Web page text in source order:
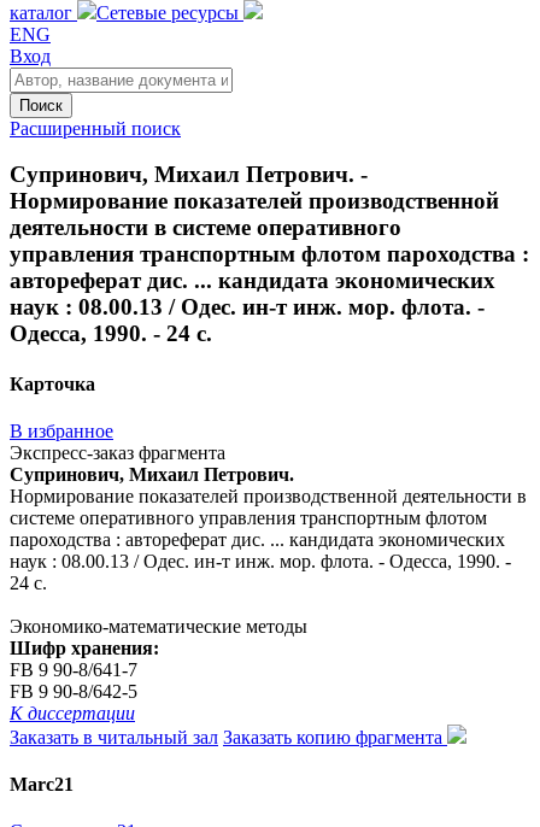
каталог
Сетевые ресурсы
ENG
Вход
Поиск
Расширенный поиск
Супринович, Михаил Петрович. -
Нормирование показателей производственной
деятельности в системе оперативного
управления транспортным флотом пароходства :
автореферат дис. ... кандидата экономических
наук : 08.00.13 / Одес. ин-т инж. мор. флота. -
Одесса, 1990. - 24 с.
Карточка
В избранное
Экспресс-заказ фрагмента
Супринович, Михаил Петрович.
Нормирование показателей производственной деятельности в
системе оперативного управления транспортным флотом
пароходства : автореферат дис. ... кандидата экономических
наук : 08.00.13 / Одес. ин-т инж. мор. флота. - Одесса, 1990. -
24 с.
Экономико-математические методы
Шифр хранения:
FB 9 90-8/641-7
FB 9 90-8/642-5
К диссертации
Заказать в читальный зал Заказать копию фрагмента
Marc21